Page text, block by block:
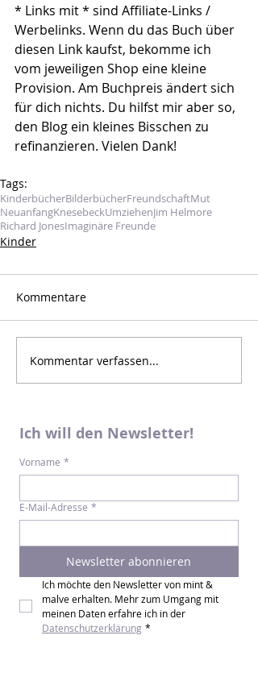
* Links mit * sind Affiliate-Links /
Werbelinks. Wenn du das Buch über
diesen Link kaufst, bekomme ich
vom jeweiligen Shop eine kleine
Provision. Am Buchpreis ändert sich
für dich nichts. Du hilfst mir aber so,
den Blog ein kleines Bisschen zu
refinanzieren. Vielen Dank!
Tags:
KinderbücherBilderbücherFreundschaftMut
NeuanfangKnesebeckUmziehenJim Helmore
Richard JonesImaginäre Freunde
Kinder
Kommentare
Kommentar verfassen...
Ich will den Newsletter!
Vorname *
E-Mail-Adresse *
Newsletter abonnieren
Ich möchte den Newsletter von mint &
malve erhalten. Mehr zum Umgang mit
Datenschutzerklärung *